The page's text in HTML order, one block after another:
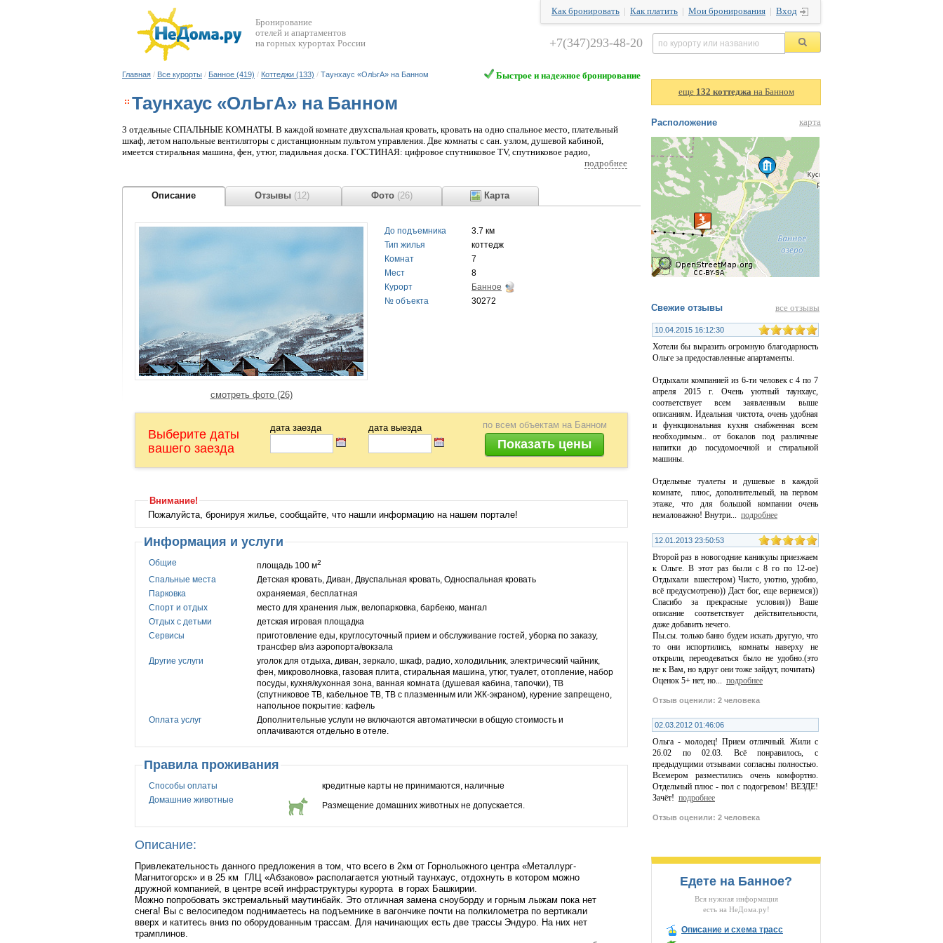
Бронирование
отелей и апартаментов
на горных курортах России
Как бронировать Как платить Мои бронирования Вход
+7(347)293-48-20
Главная / Все курорты / Банное (419) / Коттеджи (133) / Таунхаус «ОлЬгА» на Банном Быстрое и надежное бронирование
Таунхаус «ОлЬгА» на Банном
3 отдельные СПАЛЬНЫЕ КОМНАТЫ. В каждой комнате двухспальная кровать, кровать на одно спальное место, плательный
шкаф, летом напольные вентиляторы с дистанционным пультом управления. Две комнаты с сан. узлом, душевой кабиной,
имеется стиральная машина, фен, утюг, гладильная доска. ГОСТИНАЯ: цифровое спутниковое ТV, спутниковое радио,
обеденная зона, для отдыха раскладной угловой диван на два спальных места. Из гостиной выход в индивидуальный дворик.
приготовления и приема пищи; обеденный стол. ТЕПЛЫЕ ПОЛЫ ВО ВСЕМ ДОМЕ. ДЛЯ ДЕТЕЙ: кроватка, высокий стул для
кормления, ванночка для купания. ДВОРИК: дачная мебель, зона барбекю. ПАРКОВКА У ВХОДА В ДОМ. ДОМ под охранной
сигнализацией. Возможны 2 доп. места в гостиной. Апартаменты рассчитаны от 1-ого до 8-ми человек.
подробнее
Описание Отзывы (12) Фото (26) Карта
смотреть фото (26)
До подъемника
3.7 км
Тип жилья
коттедж
Комнат
7
Мест
8
Курорт
Банное
№ объекта
30272
Выберите даты
вашего заезда
дата заезда дата выезда по всем объектам на Банном
Внимание!
Пожалуйста, бронируя жилье, сообщайте, что нашли информацию на нашем портале!
Информация и услуги
Общие площадь 100 м2
Спальные места
Детская кровать, Диван, Двуспальная кровать, Односпальная кровать
Парковка
охраняемая, бесплатная
Спорт и отдых
место для хранения лыж, велопарковка, барбекю, мангал
Отдых с детьми
детская игровая площадка
Сервисы
приготовление еды, круглосуточный прием и обслуживание гостей, уборка по заказу,
трансфер в/из аэропорта/вокзала
Другие услуги
уголок для отдыха, диван, зеркало, шкаф, радио, холодильник, электрический чайник,
фен, микроволновка, газовая плита, стиральная машина, утюг, туалет, отопление, набор
посуды, кухня/кухонная зона, ванная комната (душевая кабина, тапочки), ТВ
(cпутниковое ТВ, кабельное ТВ, ТВ с плазменным или ЖК-экраном), курение запрещено,
напольное покрытие: кафель
Оплата услуг
Дополнительные услуги не включаются автоматически в общую стоимость и
оплачиваются отдельно в отеле.
Правила проживания
Способы оплаты
кредитные карты не принимаются, наличные
Домашние животные
Размещение домашних животных не допускается.
Описание:
Привлекательность данного предложения в том, что всего в 2км от Горнолыжного центра «Металлург-
Магнитогорск» и в 25 км ГЛЦ «Абзаково» располагается уютный таунхаус, отдохнуть в котором можно
дружной компанией, в центре всей инфраструктуры курорта в горах Башкирии.
Можно попробовать экстремальный маутинбайк. Это отличная замена сноуборду и горным лыжам пока нет
снега! Вы с велосипедом поднимаетесь на подъемнике в вагончике почти на полкилометра по вертикали
вверх и катитесь вниз по оборудованным трассам. Для начинающих есть две трассы Эндуро. На них нет
трамплинов.
еще 132 коттеджа на Банном
Расположение карта
Свежие отзывы все отзывы
10.04.2015 16:12:30
Хотели бы выразить огромную благодарность
Ольге за предоставленные апартаменты.
Отдыхали компанией из 6-ти человек с 4 по 7
апреля 2015 г. Очень уютный таунхаус,
соответствует всем заявленным выше
описаниям. Идеальная чистота, очень удобная
и функциональная кухня снабженная всем
необходимым.. от бокалов под различные
напитки до посудомоечной и стиральной
машины.
Отдельные туалеты и душевые в каждой
комнате, плюс, дополнительный, на первом
этаже, что для большой компании очень
немаловажно! Внутри... подробнее
12.01.2013 23:50:53
Второй раз в новогодние каникулы приезжаем
к Ольге. В этот раз были с 8 го по 12-ое)
Отдыхали вшестером) Чисто, уютно, удобно,
всё предусмотрено)) Даст бог, еще вернемся))
Спасибо за прекрасные условия)) Ваше
описание соответствует действительности,
даже добавить нечего.
Пы.сы. только баню будем искать другую, что
то они испортились, комнаты наверху не
открыли, переодеваться было не удобно.(это
не к Вам, но вдруг они тоже зайдут, почитать)
Оценок 5+ нет, но... подробнее
Отзыв оценили: 2 человека
02.03.2012 01:46:06
Ольга - молодец! Прием отличный. Жили с
26.02 по 02.03. Всё понравилось, с
предыдущими отзывами согласны полностью.
Всемером разместились очень комфортно.
Отдельный плюс - пол с подогревом! ВЕЗДЕ!
Зачёт! подробнее
Отзыв оценили: 2 человека
Едете на Банное?
Вся нужная информация
есть на НеДома.ру!
Описание и схема трасс